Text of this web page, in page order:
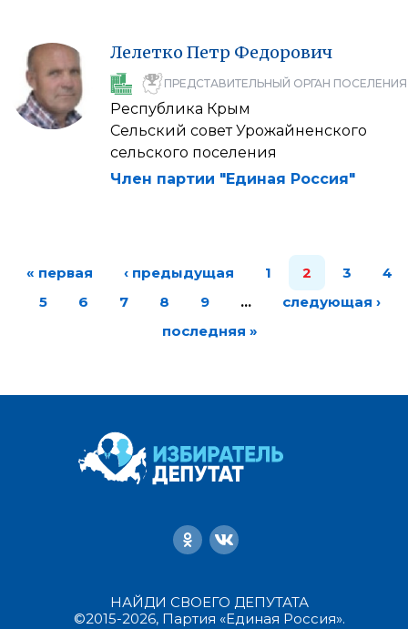
Лелетко Петр Федорович
ПРЕДСТАВИТЕЛЬНЫЙ ОРГАН ПОСЕЛЕНИЯ
Республика Крым
Сельский совет Урожайненского
сельского поселения
Член партии "Единая Россия"
« первая ‹ предыдущая 1 2 3
4
5
6 7 8 9 …
следующая ›
последняя »
НАЙДИ СВОЕГО ДЕПУТАТА
©2015-2026, Партия «Единая Россия».